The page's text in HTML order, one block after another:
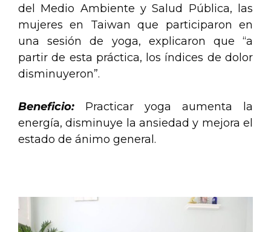
del Medio Ambiente y Salud Pública, las
mujeres en Taiwan que participaron en
una sesión de yoga, explicaron que “a
partir de esta práctica, los índices de dolor
disminuyeron”.
Beneficio: Practicar yoga aumenta la
energía, disminuye la ansiedad y mejora el
estado de ánimo general.